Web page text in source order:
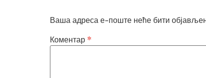
Ваша адреса е-поште неће бити
Коментар *